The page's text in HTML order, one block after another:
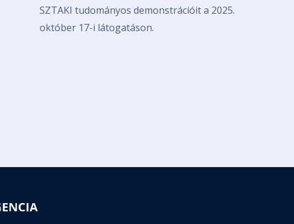
SZTAKI tudományos demonstrációit a 2025.
október 17-i látogatáson.